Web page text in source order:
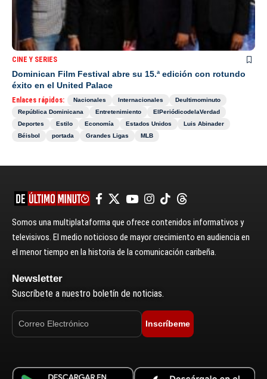
CINE Y SERIES
Dominican Film Festival abre su 15.ª edición con rotundo
éxito en el United Palace
Enlaces rápidos: Nacionales Internacionales
Deultimominuto
República Dominicana
Entretenimiento
ElPeriódicodelaVerdad
Deportes
Estilo Economía Estados Unidos
Luis Abinader
Béisbol
portada Grandes Ligas MLB
Somos una multiplataforma que ofrece contenidos informativos y
televisivos. El medio noticioso de mayor crecimiento en audiencia en
el menor tiempo en la historia de la comunicación caribeña.
Newsletter
Suscríbete a nuestro boletín de noticias.
Inscríbeme